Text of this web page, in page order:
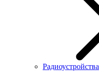
Радиоустройства